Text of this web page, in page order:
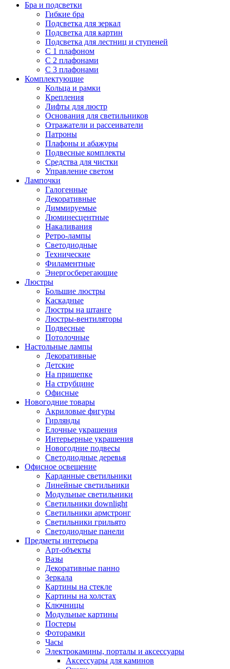
Бра и подсветки
Гибкие бра
Подсветка для зеркал
Подсветка для картин
Подсветка для лестниц и ступеней
С 1 плафоном
С 2 плафонами
С 3 плафонами
Комплектующие
Кольца и рамки
Крепления
Лифты для люстр
Основания для светильников
Отражатели и рассеиватели
Патроны
Плафоны и абажуры
Подвесные комплекты
Средства для чистки
Управление светом
Лампочки
Галогенные
Декоративные
Диммируемые
Люминесцентные
Накаливания
Ретро-лампы
Светодиодные
Технические
Филаментные
Энергосберегающие
Люстры
Большие люстры
Каскадные
Люстры на штанге
Люстры-вентиляторы
Подвесные
Потолочные
Настольные лампы
Декоративные
Детские
На прищепке
На струбцине
Офисные
Новогодние товары
Акриловые фигуры
Гирлянды
Елочные украшения
Интерьерные украшения
Новогодние подвесы
Светодиодные деревья
Офисное освещение
Карданные светильники
Линейные светильники
Модульные светильники
Светильники downlight
Светильники армстронг
Светильники грильято
Светодиодные панели
Предметы интерьера
Арт-объекты
Вазы
Декоративные панно
Зеркала
Картины на стекле
Картины на холстах
Ключницы
Модульные картины
Постеры
Фоторамки
Часы
Электрокамины, порталы и аксессуары
Аксессуары для каминов